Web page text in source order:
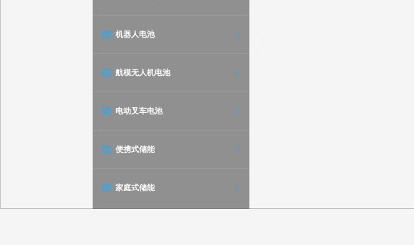
机器人电池
航模无人机电池
电动叉车电池
便携式储能
家庭式储能